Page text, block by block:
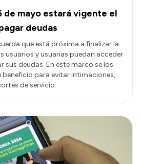
de mayo estará vigente el
deudas
que está próxima a finalizar la
usuarios y usuarias puedan acceder
sus deudas. En este marco se los
beneficio para evitar intimaciones,
de servicio.